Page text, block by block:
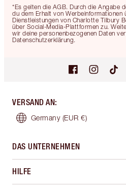
*Es gelten die AGB. Durch die Angabe
du dem Erhalt von Werbeinformationen
Dienstleistungen von Charlotte Tilbury
über Social-Media-Plattformen zu.
wir deine personenbezogenen Daten
Datenschutzerklärung.
VERSAND AN:
Germany (EUR €)
DAS UNTERNEHMEN
HILFE